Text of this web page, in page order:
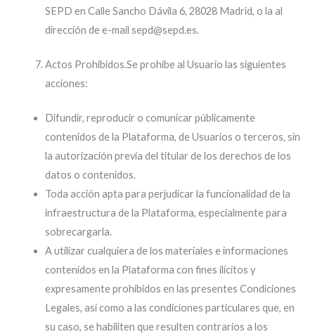
SEPD en Calle Sancho Dávila 6, 28028 Madrid, o la al
dirección de e-mail sepd@sepd.es.
Actos Prohibidos.Se prohíbe al Usuario las siguientes
acciones:
Difundir, reproducir o comunicar públicamente
contenidos de la Plataforma, de Usuarios o terceros, sin
la autorización previa del titular de los derechos de los
datos o contenidos.
Toda acción apta para perjudicar la funcionalidad de la
infraestructura de la Plataforma, especialmente para
sobrecargarla.
A utilizar cualquiera de los materiales e informaciones
contenidos en la Plataforma con fines ilícitos y
expresamente prohibidos en las presentes Condiciones
Legales, así como a las condiciones particulares que, en
su caso, se habiliten que resulten contrarios a los